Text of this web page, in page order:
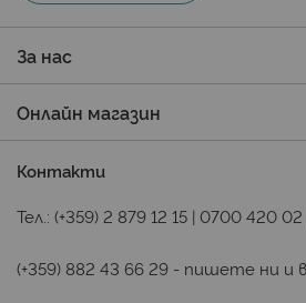
За нас
Онлайн магазин
Контакти
Тел.: (+359) 2 879 12 15 | 0700 420 02
(+359) 882 43 66 29 - пишете ни и